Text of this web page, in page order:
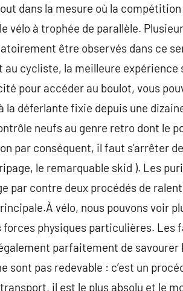
dans la mesure où la
vélo à trophée de parallèle.
être observés dans ce
cycliste, la meilleure expérience
pour accéder au boulot, vous
la déferlante fixie depuis une
neufs au genre retro dont le
par conséquent, il faut s’arrêter
le remarquable skid ). Les
par contre deux procédés de
vélo, nous pouvons voir
forces physiques particulières.
parfaitement de
sont pas redevable : c’est un
il est le plus absolu et le